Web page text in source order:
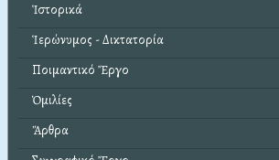
Ἱστορικά
Ἱερώνυμος - Δικτατορία
Ποιμαντικό Ἔργο
Ὁμιλίες
Ἄρθρα